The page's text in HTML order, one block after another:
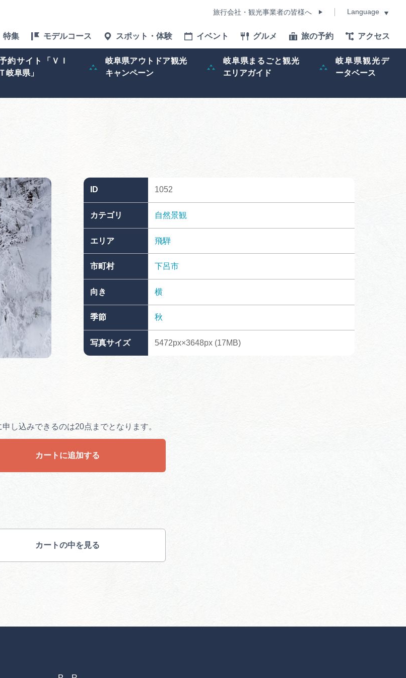
旅行会社・観光事業者の皆様へ Language
特集 モデルコース スポット・体験 イベント グルメ 旅の予約 アクセス
約サイト「ＶＩ
岐阜県」
岐阜県アウトドア観光
キャンペーン
岐阜県まるごと観光
エリアガイド
岐阜県観光デ
ータベース
岐阜県アウトドア観光キャン
ペーン
イド
岐阜県観光データベース
ID 1052
カテゴリ 自然景観
エリア 飛騨
市町村 下呂市
向き 横
季節 秋
写真サイズ 5472px×3648px (17MB)
申し込みできるのは20点までとなります。
カートに追加する
カートの中を見る